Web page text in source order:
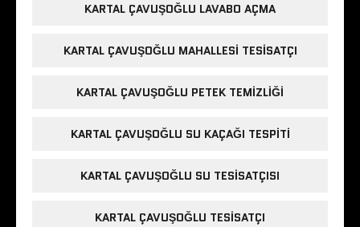
KARTAL ÇAVUŞOĞLU LAVABO AÇMA
KARTAL ÇAVUŞOĞLU MAHALLESI TESISATÇI
KARTAL ÇAVUŞOĞLU PETEK TEMIZLIĞI
KARTAL ÇAVUŞOĞLU SU KAÇAĞI TESPITI
KARTAL ÇAVUŞOĞLU SU TESISATÇISI
KARTAL ÇAVUŞOĞLU TESISATÇI